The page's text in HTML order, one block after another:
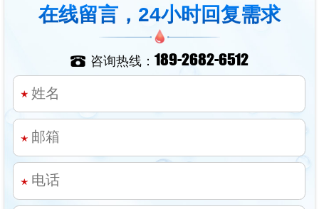
在线留言，24小时回复需求
咨询热线： 189-2682-6512